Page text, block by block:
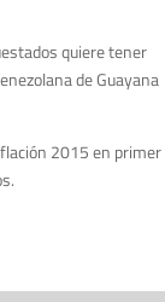
quiere tener
de Guayana
2015 en primer